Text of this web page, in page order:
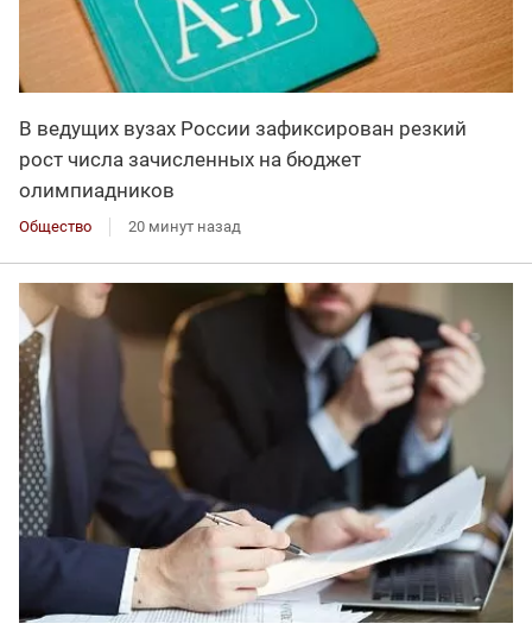
В ведущих вузах России зафиксирован резкий
рост числа зачисленных на бюджет
олимпиадников
Общество 20 минут назад